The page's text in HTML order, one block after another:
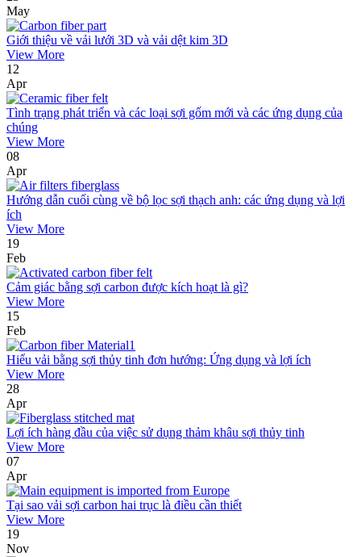
May
Giới thiệu về vải lưới 3D và vải dệt kim 3D
View More
12
Apr
Tình trạng phát triển và các loại sợi gốm mới và các ứng dụng của
chúng
View More
08
Apr
Hướng dẫn cuối cùng về bộ lọc sợi thạch anh: các ứng dụng và lợi
ích
View More
19
Feb
Cảm giác bằng sợi carbon được kích hoạt là gì?
View More
15
Feb
Hiểu vải bằng sợi thủy tinh đơn hướng: Ứng dụng và lợi ích
View More
28
Apr
Lợi ích hàng đầu của việc sử dụng thảm khâu sợi thủy tinh
View More
07
Apr
Tại sao vải sợi carbon hai trục là điều cần thiết
View More
19
Nov